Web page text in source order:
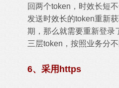
回两个token，时效长短
发送时效长的token重新
期，那么就需要重新登录
三层token，按照业务分不
6、采用https